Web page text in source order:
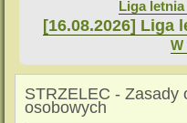
Liga
[16.08.2026] Liga
W
STRZELEC - Zasady
osobowych